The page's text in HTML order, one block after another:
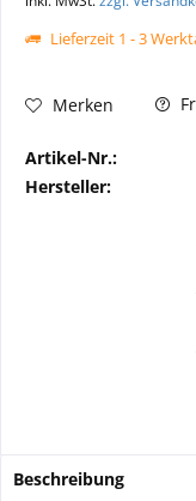
Lieferzeit 1 - 3
Merken
Artikel-Nr.:
Hersteller:
Beschreibung